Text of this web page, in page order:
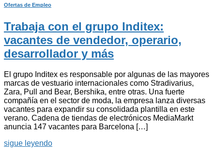
Ofertas de Empleo
Trabaja con el grupo Inditex:
vacantes de vendedor, operario,
desarrollador y más
El grupo Inditex es responsable por algunas de las mayores
marcas de vestuario internacionales como Stradivarius,
Zara, Pull and Bear, Bershika, entre otras. Una fuerte
compañía en el sector de moda, la empresa lanza diversas
vacantes para expandir su consolidada plantilla en este
verano. Cadena de tiendas de electrónicos MediaMarkt
anuncia 147 vacantes para Barcelona […]
sigue leyendo